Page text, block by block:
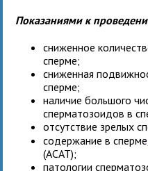
Показаниями к
сниженное
сперме;
сниженная
сперме;
наличие большого
сперматозоидов в
отсутствие зрелых
содержание в сперме
(АСАТ);
патологии